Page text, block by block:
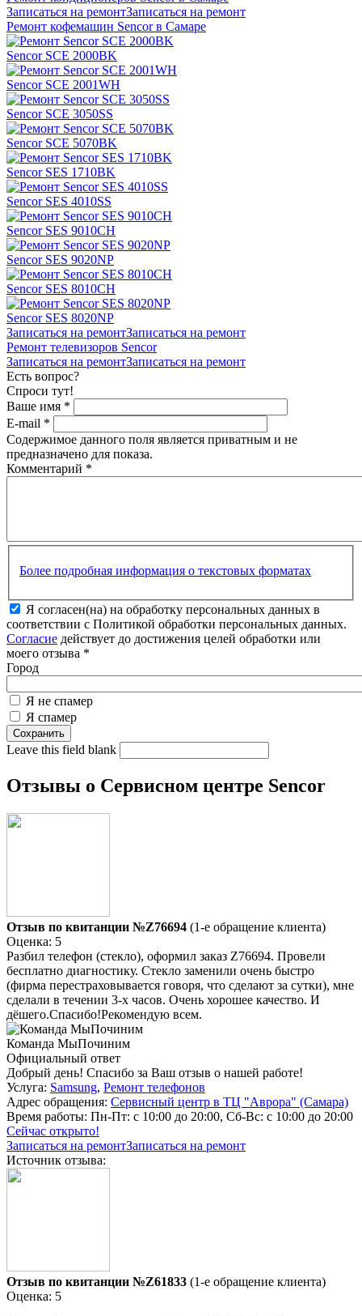
Записаться на ремонтЗаписаться на ремонт
Ремонт кофемашин Sencor в Самаре
Sencor SCE 2000BK
Sencor SCE 2001WH
Sencor SCE 3050SS
Sencor SCE 5070BK
Sencor SES 1710BK
Sencor SES 4010SS
Sencor SES 9010CH
Sencor SES 9020NP
Sencor SES 8010CH
Sencor SES 8020NP
Записаться на ремонтЗаписаться на ремонт
Ремонт телевизоров Sencor
Записаться на ремонтЗаписаться на ремонт
Есть вопрос?
Спроси тут!
Ваше имя *
E-mail *
Содержимое данного поля является приватным и не
предназначено для показа.
Комментарий *
Более подробная информация о текстовых форматах
Я согласен(на) на обработку персональных данных в
соответствии с Политикой обработки персональных данных.
Согласие действует до достижения целей обработки или
моего отзыва *
Город
Я не спамер
Я спамер
Leave this field blank
Отзывы о Сервисном центре Sencor
Отзыв по квитанции №Z76694 (1-е обращение клиента)
Оценка: 5
Разбил телефон (стекло), оформил заказ Z76694. Провели
бесплатно диагностику. Стекло заменили очень быстро
(фирма перестраховывается говоря, что сделают за сутки), мне
сделали в течении 3-х часов. Очень хорошее качество. И
дёшего.Спасибо!Рекомендую всем.
Команда МыПочиним
Официальный ответ
Добрый день! Спасибо за Ваш отзыв о нашей работе!
Услуга: Samsung, Ремонт телефонов
Адрес обращения: Сервисный центр в ТЦ "Аврора" (Самара)
Время работы: Пн-Пт: с 10:00 до 20:00, Сб-Вс: с 10:00 до 20:00
Сейчас открыто!
Записаться на ремонтЗаписаться на ремонт
Источник отзыва:
Отзыв по квитанции №Z61833 (1-е обращение клиента)
Оценка: 5